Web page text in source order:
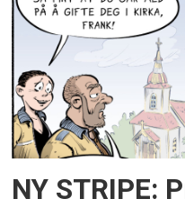
NY STRIPE: